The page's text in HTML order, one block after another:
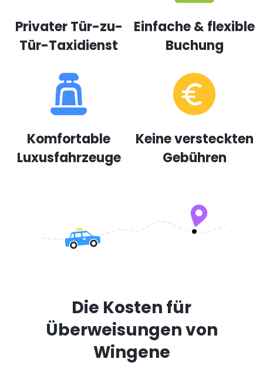
Privater Tür-zu-
Tür-Taxidienst
Einfache & flexible
Buchung
Komfortable
Luxusfahrzeuge
Keine versteckten
Gebühren
Die Kosten für
Überweisungen von
Wingene